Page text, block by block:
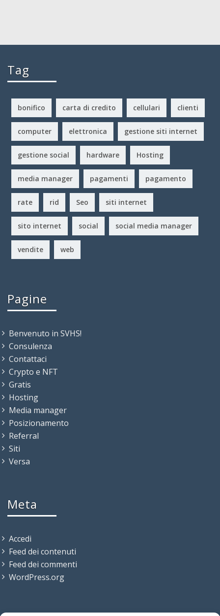
Tag
bonifico carta di credito cellulari clienti
computer elettronica gestione siti internet
gestione social hardware Hosting
media manager pagamenti pagamento
rate rid Seo siti internet
sito internet social social media manager
vendite web
Pagine
Benvenuto in SVHS!
Consulenza
Contattaci
Crypto e NFT
Gratis
Hosting
Media manager
Posizionamento
Referral
Siti
Versa
Meta
Accedi
Feed dei contenuti
Feed dei commenti
WordPress.org